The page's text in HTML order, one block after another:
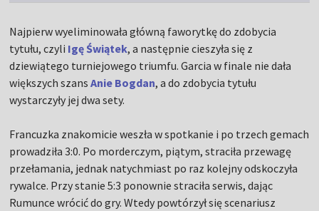
Najpierw wyeliminowała główną faworytkę do zdobycia
tytułu, czyli Igę Świątek, a następnie cieszyła się z
dziewiątego turniejowego triumfu. Garcia w finale nie dała
większych szansAnie Bogdan, a do zdobycia tytułu
wystarczyły jej dwa sety.
Francuzka znakomicie weszła w spotkanie i po trzech gemach
prowadziła 3:0. Po morderczym, piątym, straciła przewagę
przełamania, jednak natychmiast po raz kolejny odskoczyła
rywalce. Przy stanie 5:3 ponownie straciła serwis, dając
Rumunce wrócić do gry. Wtedy powtórzył się scenariusz